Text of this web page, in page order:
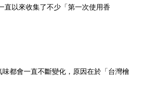
直以來收集了不少「第一次使用香
都會一直不斷變化，原因在於「台灣檜